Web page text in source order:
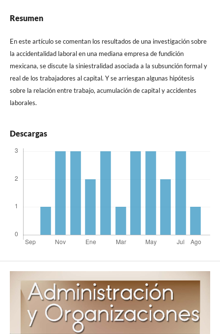
Resumen
En este artículo se comentan los resultados de una investigación sobre
la accidentalidad laboral en una mediana empresa de fundición
mexicana, se discute la siniestralidad asociada a la subsunción formal y
real de los trabajadores al capital. Y se arriesgan algunas hipótesis
sobre la relación entre trabajo, acumulación de capital y accidentes
laborales.
Descargas